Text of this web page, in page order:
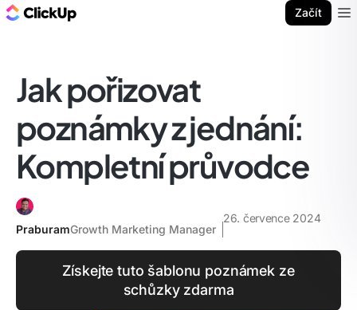
Začít
Jak pořizovat
poznámky z jednání:
Kompletní průvodce
PraburamGrowth Marketing Manager
26. července 2024
Získejte tuto šablonu poznámek ze
schůzky zdarma